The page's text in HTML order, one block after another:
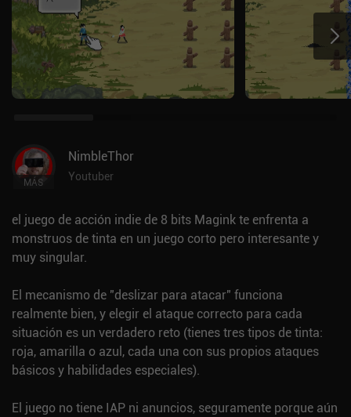
MÁS
NimbleThor
Youtuber
el juego de acción indie de 8 bits Magink te enfrenta a
monstruos de tinta en un juego corto pero interesante y
muy singular.
El mecanismo de "deslizar para atacar" funciona
realmente bien, y elegir el ataque correcto para cada
situación es un verdadero reto (tienes tres tipos de tinta:
roja, amarilla o azul, cada una con sus propios ataques
básicos y habilidades especiales).
El juego no tiene IAP ni anuncios, seguramente porque aún